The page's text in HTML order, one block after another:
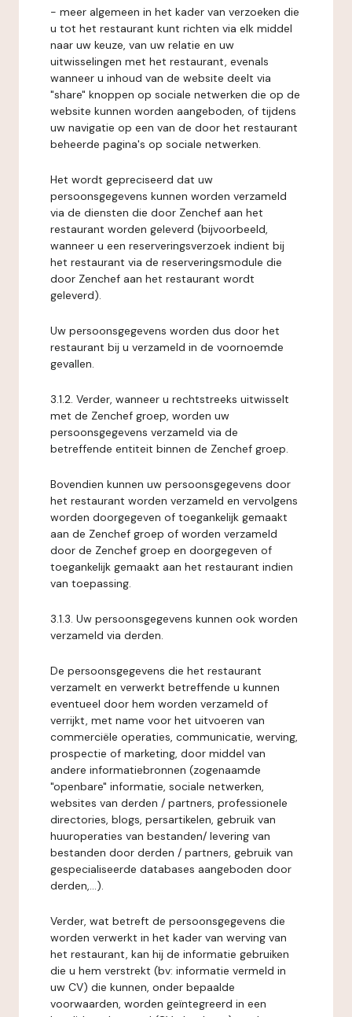
- meer algemeen in het kader van verzoeken die
u tot het restaurant kunt richten via elk middel
naar uw keuze, van uw relatie en uw
uitwisselingen met het restaurant, evenals
wanneer u inhoud van de website deelt via
"share" knoppen op sociale netwerken die op de
website kunnen worden aangeboden, of tijdens
uw navigatie op een van de door het restaurant
beheerde pagina's op sociale netwerken.
Het wordt gepreciseerd dat uw
persoonsgegevens kunnen worden verzameld
via de diensten die door Zenchef aan het
restaurant worden geleverd (bijvoorbeeld,
wanneer u een reserveringsverzoek indient bij
het restaurant via de reserveringsmodule die
door Zenchef aan het restaurant wordt
geleverd).
Uw persoonsgegevens worden dus door het
restaurant bij u verzameld in de voornoemde
gevallen.
3.1.2. Verder, wanneer u rechtstreeks uitwisselt
met de Zenchef groep, worden uw
persoonsgegevens verzameld via de
betreffende entiteit binnen de Zenchef groep.
Bovendien kunnen uw persoonsgegevens door
het restaurant worden verzameld en vervolgens
worden doorgegeven of toegankelijk gemaakt
aan de Zenchef groep of worden verzameld
door de Zenchef groep en doorgegeven of
toegankelijk gemaakt aan het restaurant indien
van toepassing.
3.1.3. Uw persoonsgegevens kunnen ook worden
verzameld via derden.
De persoonsgegevens die het restaurant
verzamelt en verwerkt betreffende u kunnen
eventueel door hem worden verzameld of
verrijkt, met name voor het uitvoeren van
commerciële operaties, communicatie, werving,
prospectie of marketing, door middel van
andere informatiebronnen (zogenaamde
"openbare" informatie, sociale netwerken,
websites van derden / partners, professionele
directories, blogs, persartikelen, gebruik van
huuroperaties van bestanden/ levering van
bestanden door derden / partners, gebruik van
gespecialiseerde databases aangeboden door
derden,...).
Verder, wat betreft de persoonsgegevens die
worden verwerkt in het kader van werving van
het restaurant, kan hij de informatie gebruiken
die u hem verstrekt (bv: informatie vermeld in
uw CV) die kunnen, onder bepaalde
voorwaarden, worden geïntegreerd in een